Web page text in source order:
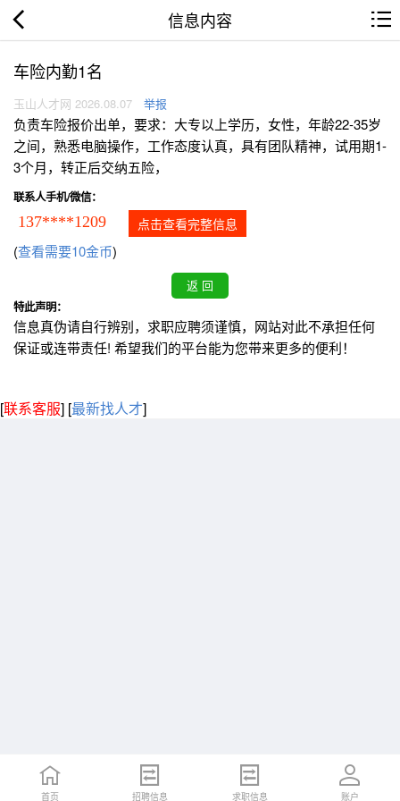
信息内容
车险内勤1名
玉山人才网 2026.08.07 举报
负责车险报价出单，要求：大专以上学历，女性，年龄22-35岁
之间，熟悉电脑操作，工作态度认真，具有团队精神，试用期1-
3个月，转正后交纳五险，
联系人手机/微信：
137****1209 点击查看完整信息
(查看需要10金币)
特此声明：
信息真伪请自行辨别，求职应聘须谨慎，网站对此不承担任何
保证或连带责任! 希望我们的平台能为您带来更多的便利！
[联系客服] [最新找人才]
首页 招聘信息 求职信息 账户